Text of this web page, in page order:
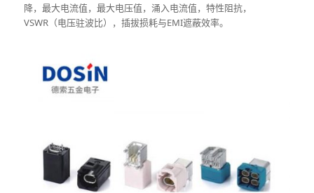
降，最大电流值，最大电压值，涌入电流值，特性阻抗，
VSWR（电压驻波比），插拔损耗与EMI遮蔽效率。